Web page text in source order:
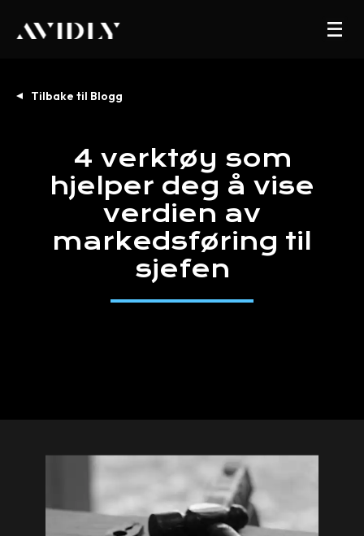
Tilbake til Blogg
4 verktøy som
hjelper deg å vise
verdien av
markedsføring til
sjefen